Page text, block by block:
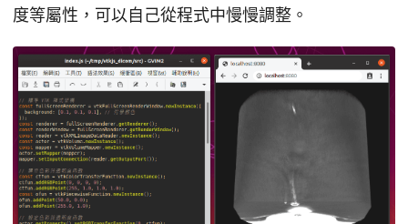
度等屬性，可以自己從程式中慢慢調整。